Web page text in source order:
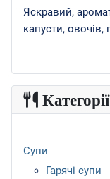
Яскравий,
капусти, овочів,
Категорії
Супи
Гарячі супи